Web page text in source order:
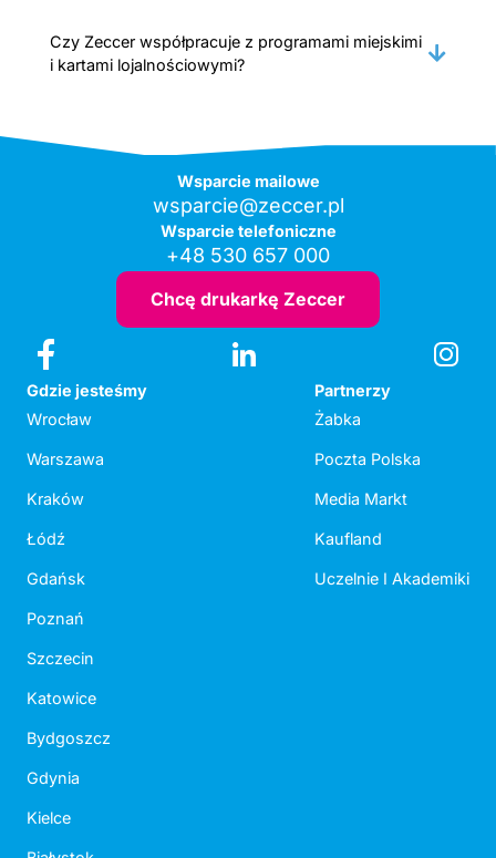
Czy Zeccer współpracuje z programami miejskimi
i kartami lojalnościowymi?
Wsparcie mailowe
wsparcie@zeccer.pl
Wsparcie telefoniczne
+48 530 657 000
Chcę drukarkę Zeccer
Gdzie jesteśmy
Wrocław
Warszawa
Kraków
Łódź
Gdańsk
Poznań
Szczecin
Katowice
Bydgoszcz
Gdynia
Kielce
Partnerzy
Żabka
Poczta Polska
Media Markt
Kaufland
Uczelnie I Akademiki